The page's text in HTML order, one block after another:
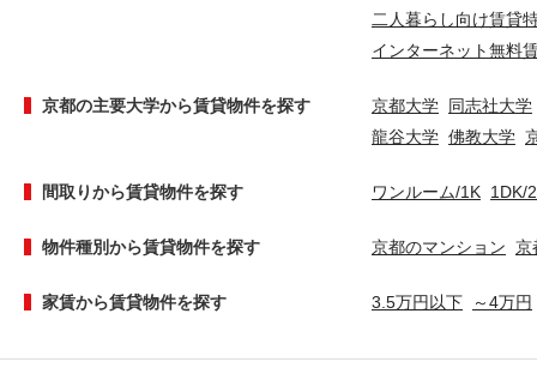
二人暮らし向け賃貸
インターネット無料
京都の主要大学から賃貸物件を探す 京都大学 同志社大学
龍谷大学 佛教大学
間取りから賃貸物件を探す ワンルーム/1K 1DK/
物件種別から賃貸物件を探す 京都のマンション 京
家賃から賃貸物件を探す 3.5万円以下 ～4万円